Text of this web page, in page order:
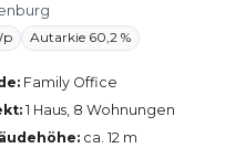
Autarkie 60,2 %
Family Office
1 Haus, 8 Wohnungen
ca. 12 m